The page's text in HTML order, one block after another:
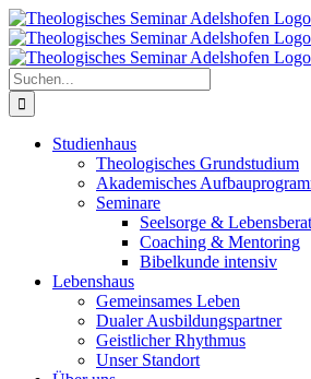
Zum
Inhalt
springen
Suche
nach:
Studienhaus
Theologisches Grundstudium
Akademisches
Seminare
Seelsorge &
Coaching & Mentoring
Bibelkunde intensiv
Lebenshaus
Gemeinsames Leben
Dualer Ausbildungspartner
Geistlicher Rhythmus
Unser Standort